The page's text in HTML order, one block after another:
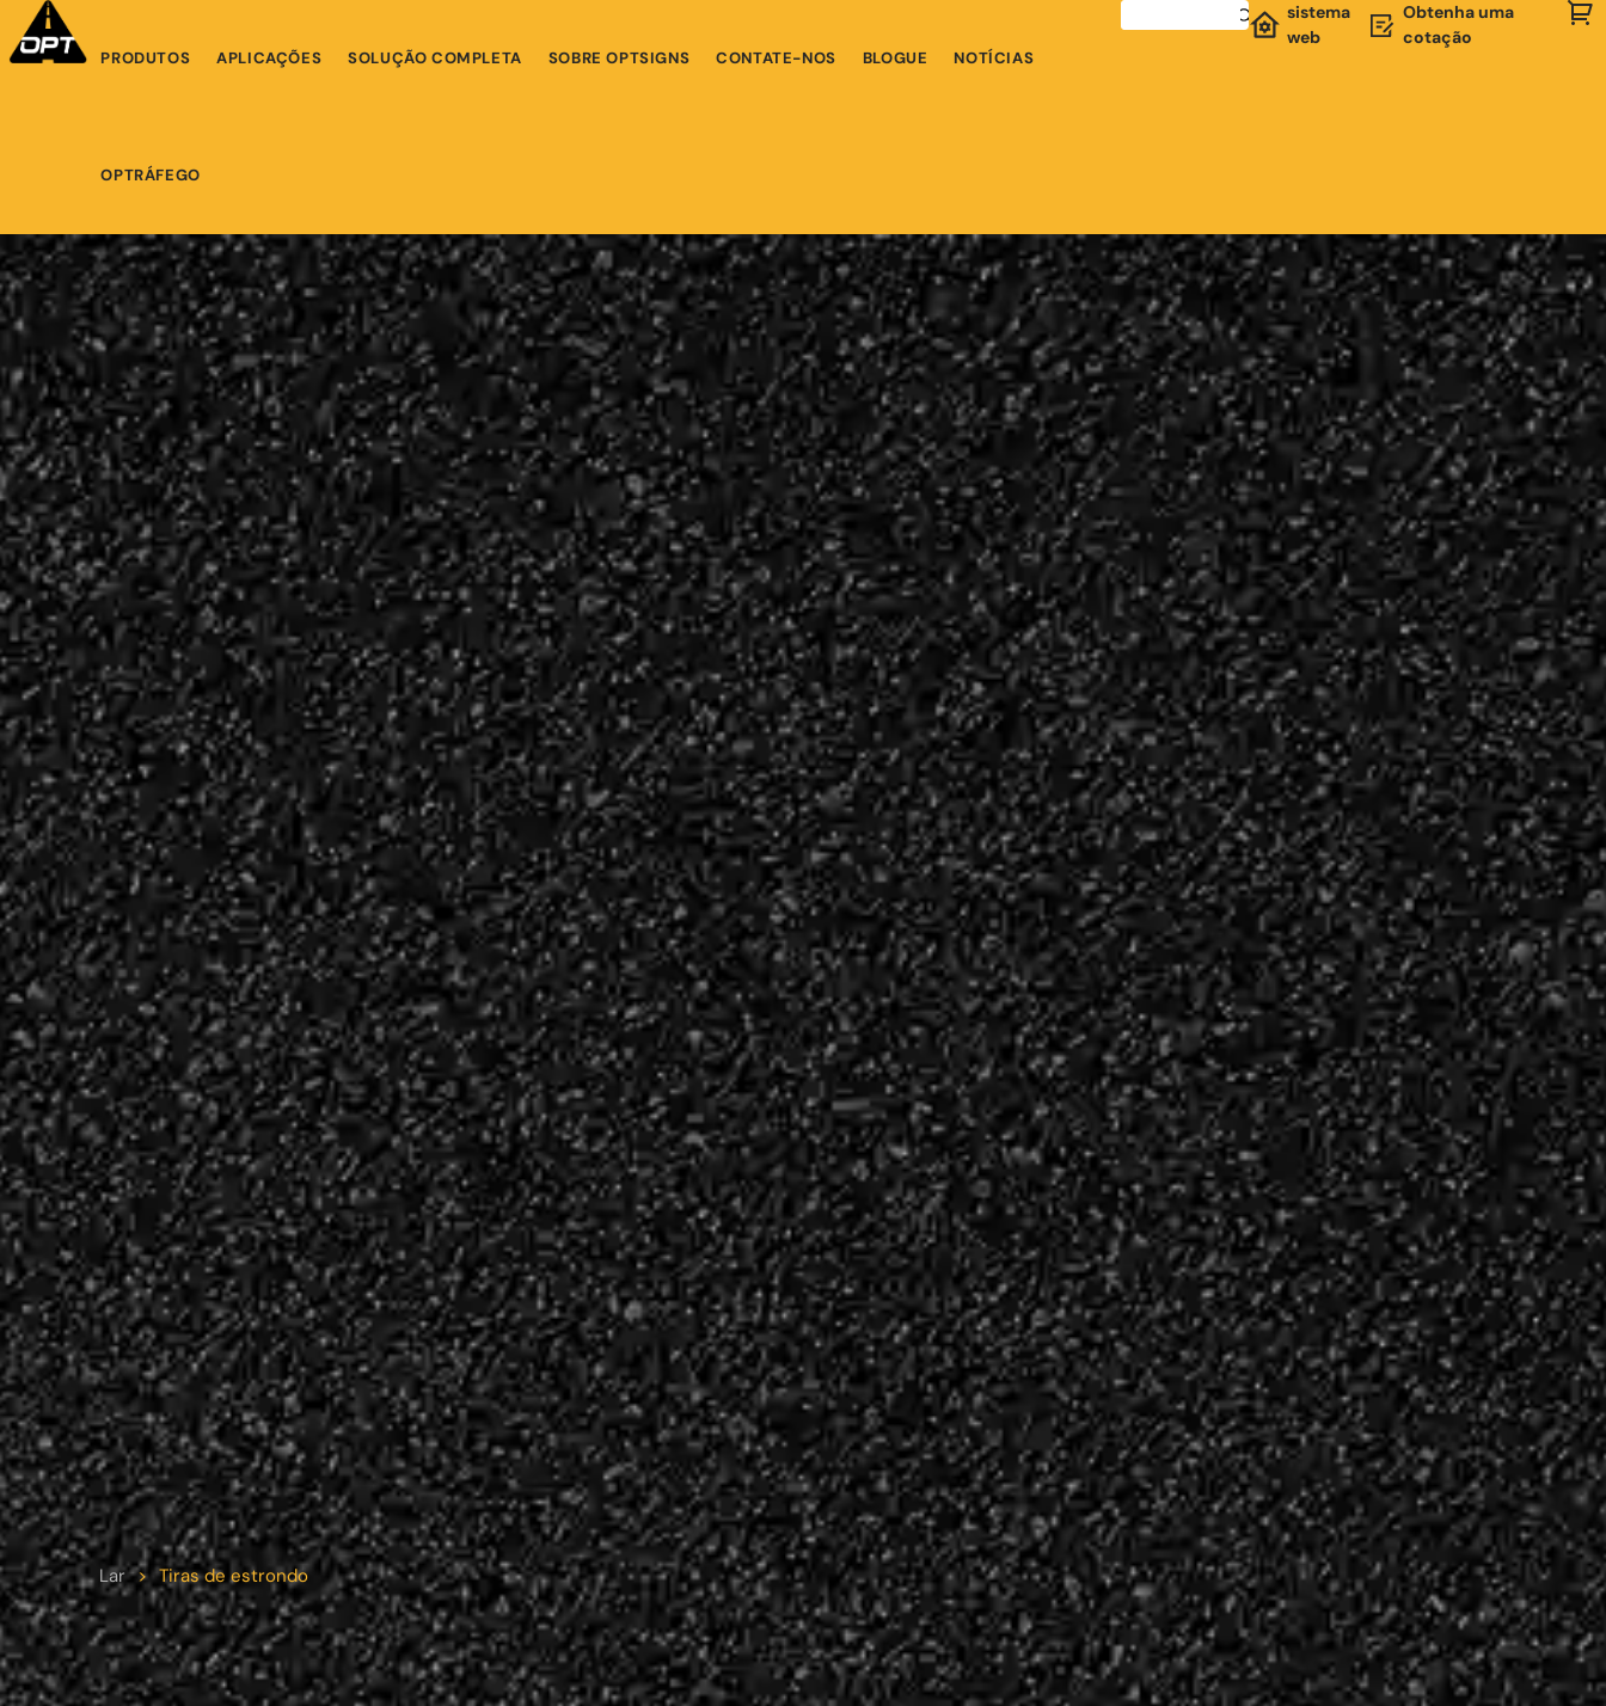
PRODUTOS APLICAÇÕES SOLUÇÃO COMPLETA SOBRE OPTSIGNS CONTATE-NOS BLOGUE NOTÍCIAS
OPTRÁFEGO
sistema
web
Obtenha uma
cotação
Lar > Tiras de estrondo